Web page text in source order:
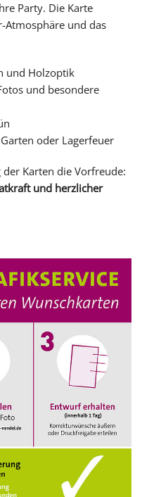
Party. Die Karte
und das
und Holzoptik
und besondere
oder Lagerfeuer
Karten die Vorfreude:
und herzlicher